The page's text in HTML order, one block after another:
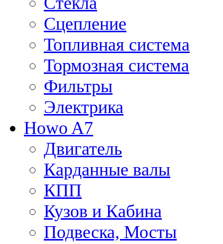
Сцепление
Топливная система
Тормозная система
Фильтры
Электрика
Howo A7
Двигатель
Карданные валы
КПП
Кузов и Кабина
Подвеска, Мосты